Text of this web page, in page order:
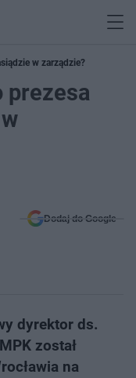
w zarządzie?
prezesa
Dodaj do Google
dyrektor ds.
został
na